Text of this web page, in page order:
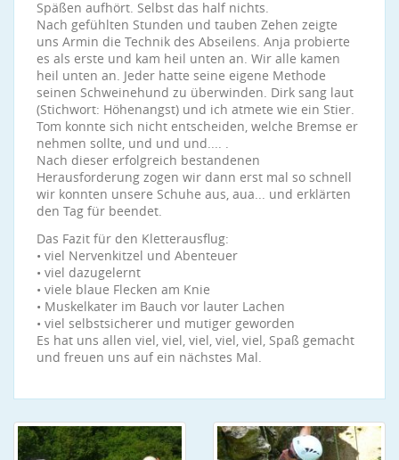
Späßen aufhört. Selbst das half nichts.
Nach gefühlten Stunden und tauben Zehen zeigte
uns Armin die Technik des Abseilens. Anja probierte
es als erste und kam heil unten an. Wir alle kamen
heil unten an. Jeder hatte seine eigene Methode
seinen Schweinehund zu überwinden. Dirk sang laut
(Stichwort: Höhenangst) und ich atmete wie ein Stier.
Tom konnte sich nicht entscheiden, welche Bremse er
nehmen sollte, und und und.... .
Nach dieser erfolgreich bestandenen
Herausforderung zogen wir dann erst mal so schnell
wir konnten unsere Schuhe aus, aua... und erklärten
den Tag für beendet.
Das Fazit für den Kletterausflug:
• viel Nervenkitzel und Abenteuer
• viel dazugelernt
• viele blaue Flecken am Knie
• Muskelkater im Bauch vor lauter Lachen
• viel selbstsicherer und mutiger geworden
Es hat uns allen viel, viel, viel, viel, viel, Spaß gemacht
und freuen uns auf ein nächstes Mal.